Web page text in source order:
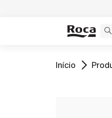
Ir para
Início Ir